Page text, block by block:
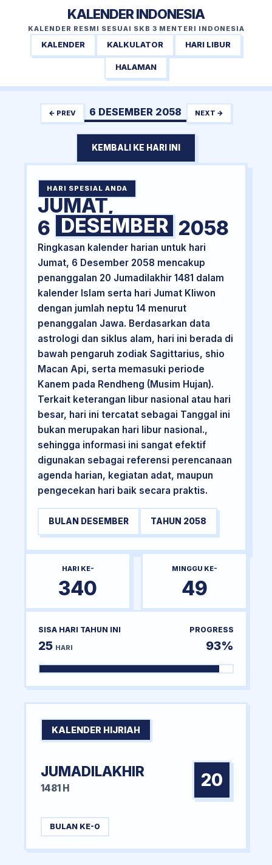
KALENDER INDONESIA
KALENDER RESMI SESUAI SKB 3 MENTERI INDONESIA
KALENDER KALKULATOR HARI LIBUR
HALAMAN
← PREV 6 DESEMBER 2058 NEXT →
KEMBALI KE HARI INI
HARI SPESIAL ANDA
JUMAT,
6 DESEMBER 2058
Ringkasan kalender harian untuk hari
Jumat, 6 Desember 2058 mencakup
penanggalan 20 Jumadilakhir 1481 dalam
kalender Islam serta hari Jumat Kliwon
dengan jumlah neptu 14 menurut
penanggalan Jawa. Berdasarkan data
astrologi dan siklus alam, hari ini berada di
bawah pengaruh zodiak Sagittarius, shio
Macan Api, serta memasuki periode
Kanem pada Rendheng (Musim Hujan).
Terkait keterangan libur nasional atau hari
besar, hari ini tercatat sebagai Tanggal ini
bukan merupakan hari libur nasional.,
sehingga informasi ini sangat efektif
digunakan sebagai referensi perencanaan
agenda harian, kegiatan adat, maupun
pengecekan hari baik secara praktis.
BULAN DESEMBER TAHUN 2058
HARI KE-
340
MINGGU KE-
49
SISA HARI TAHUN INI
25 HARI
PROGRESS
93%
KALENDER HIJRIAH
JUMADILAKHIR
1481 H 20
BULAN KE-0